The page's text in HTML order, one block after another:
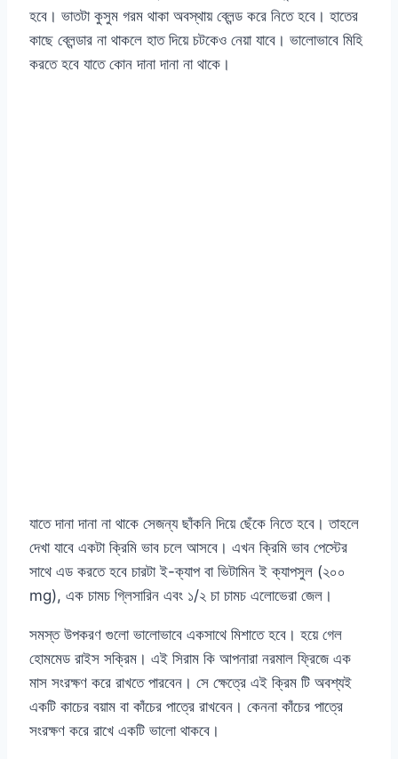
হবে। ভাতটা কুসুম গরম থাকা অবস্থায় ব্লেন্ড করে নিতে হবে। হাতের
কাছে ব্লেন্ডার না থাকলে হাত দিয়ে চটকেও নেয়া যাবে। ভালোভাবে মিহি
করতে হবে যাতে কোন দানা দানা না থাকে।
যাতে দানা দানা না থাকে সেজন্য ছাঁকনি দিয়ে ছেঁকে নিতে হবে। তাহলে
দেখা যাবে একটা ক্রিমি ভাব চলে আসবে। এখন ক্রিমি ভাব পেস্টের
সাথে এড করতে হবে চারটা ই-ক্যাপ বা ভিটামিন ই ক্যাপসুল (২০০
mg), এক চামচ গ্লিসারিন এবং ১/২ চা চামচ এলোভেরা জেল।
সমস্ত উপকরণ গুলো ভালোভাবে একসাথে মিশাতে হবে। হয়ে গেল
হোমমেড রাইস সক্রিম। এই সিরাম কি আপনারা নরমাল ফ্রিজে এক
মাস সংরক্ষণ করে রাখতে পারবেন। সে ক্ষেত্রে এই ক্রিম টি অবশ্যই
একটি কাচের বয়াম বা কাঁচের পাত্রে রাখবেন। কেননা কাঁচের পাত্রে
সংরক্ষণ করে রাখে একটি ভালো থাকবে।